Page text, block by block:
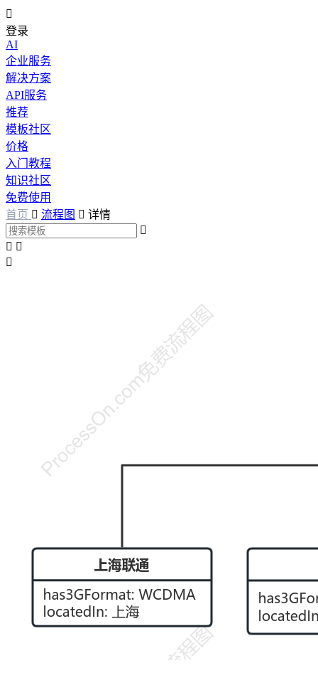

登录
AI
企业服务
解决方案
API服务
推荐
模板社区
价格
入门教程
知识社区
免费使用
首页  流程图  详情

 
